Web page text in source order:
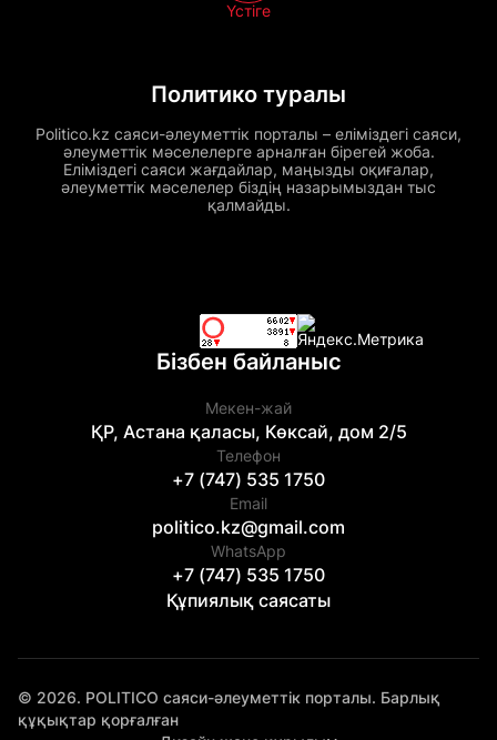
Политико туралы
Politico.kz саяси-әлеуметтік порталы – еліміздегі саяси,
әлеуметтік мәселелерге арналған бірегей жоба.
Еліміздегі саяси жағдайлар, маңызды оқиғалар,
әлеуметтік мәселелер біздің назарымыздан тыс
қалмайды.
Үстіге
Бізбен байланыс
Мекен-жай
ҚР, Астана қаласы, Көксай, дом 2/5
Телефон
+7 (747) 535 1750
Email
politico.kz@gmail.com
WhatsApp
+7 (747) 535 1750
Құпиялық саясаты
© 2026. POLITICO саяси-әлеуметтік порталы. Барлық
құқықтар қорғалған